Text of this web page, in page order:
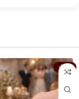
-26%